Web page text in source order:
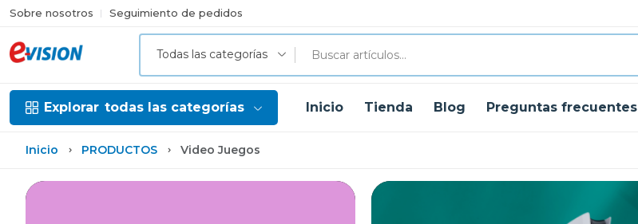
Sobre nosotros Seguimiento de pedidos
Todas las categorías
Explorar todas las categorías Inicio Tienda Blog Preguntas frecuentes
Inicio PRODUCTOS Video Juegos